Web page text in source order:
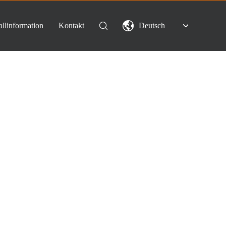
Kontakt Deutsch